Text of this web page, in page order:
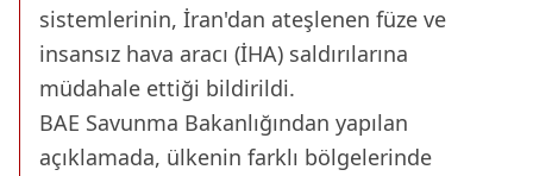
sistemlerinin, İran'dan ateşlenen füze ve
insansız hava aracı (İHA) saldırılarına
müdahale ettiği bildirildi.
BAE Savunma Bakanlığından yapılan
açıklamada, ülkenin farklı bölgelerinde